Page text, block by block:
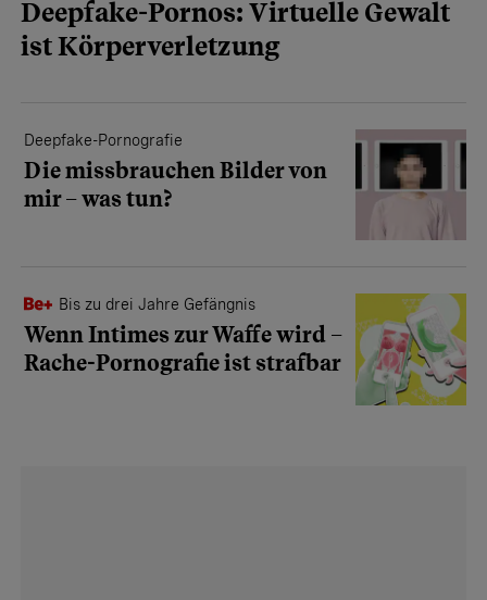
Deepfake-Pornos: Virtuelle Gewalt
ist Körperverletzung
Deepfake-Pornografie
Die missbrauchen Bilder von
mir – was tun?
Bis zu drei Jahre Gefängnis
Wenn Intimes zur Waffe wird –
Rache-Pornografie ist strafbar